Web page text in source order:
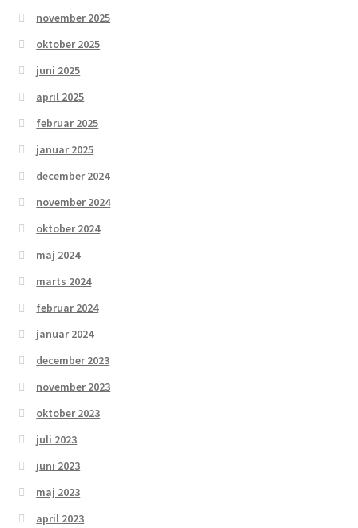
november 2025
oktober 2025
juni 2025
april 2025
februar 2025
januar 2025
december 2024
november 2024
oktober 2024
maj 2024
marts 2024
februar 2024
januar 2024
december 2023
november 2023
oktober 2023
juli 2023
juni 2023
maj 2023
april 2023